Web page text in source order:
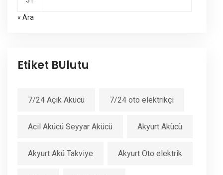
« Ara
Etiket BUlutu
7/24 Açık Akücü 7/24 oto elektrikçi
Acil Akücü Seyyar Akücü Akyurt Akücü
Akyurt Akü Takviye Akyurt Oto elektrik